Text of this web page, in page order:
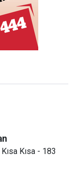
Kısa - 183